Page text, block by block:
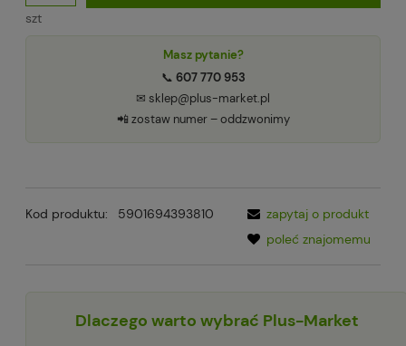
szt
Masz pytanie?
📞 607 770 953
✉ sklep@plus-market.pl
📲 zostaw numer – oddzwonimy
Kod produktu: 5901694393810
zapytaj o produkt
poleć znajomemu
Dlaczego warto wybrać Plus-Market